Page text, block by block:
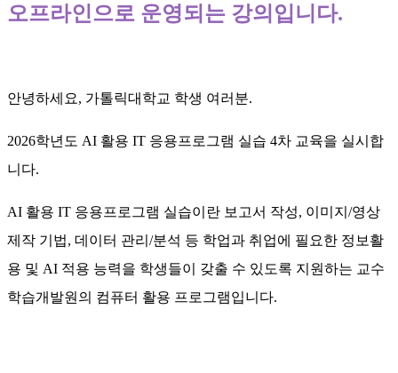
오프라인으로 운영되는 강의입니다.
안녕하세요, 가톨릭대학교 학생 여러분.
2026학년도 AI 활용 IT 응용프로그램 실습 4차 교육을 실시합
니다.
AI 활용 IT 응용프로그램 실습이란 보고서 작성, 이미지/영상
제작 기법, 데이터 관리/분석 등 학업과 취업에 필요한 정보활
용 및 AI 적용 능력을 학생들이 갖출 수 있도록 지원하는 교수
학습개발원의 컴퓨터 활용 프로그램입니다.